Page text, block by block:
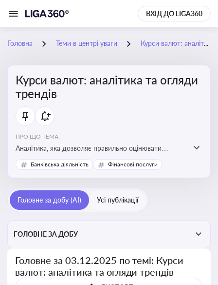
ВХІД ДО LIGA360
Головна Теми в центрі уваги Курси валют: аналітика та огляди трендів
Курси валют: аналітика та огляди
трендів
ПРО ЩО ТЕМА:
Аналітика, яка дозволяє правильно оцінювати
фінансові ризики та планувати витрати. Зміни в
курсах валют можуть вплинути на собівартість
Банківська діяльність Фінансові послуги
Головне за добу (AI) Усі публікації
ГОЛОВНЕ ЗА ДОБУ
Головне за 03.12.2025 по темі: Курси
валют: аналітика та огляди трендів